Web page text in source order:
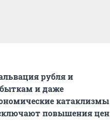
рубля и
и даже
катаклизмы
повышения цен